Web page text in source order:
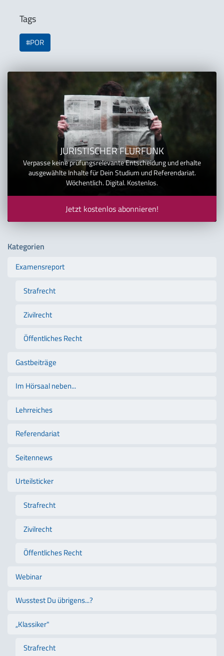
Tags
#POR
JURISTISCHER FLURFUNK
Verpasse keine prüfungsrelevante Entscheidung und erhalte
ausgewählte Inhalte für Dein Studium und Referendariat.
Wöchentlich. Digital. Kostenlos.
Jetzt kostenlos abonnieren!
Kategorien
Examensreport
Strafrecht
Zivilrecht
Öffentliches Recht
Gastbeiträge
Im Hörsaal neben...
Lehrreiches
Referendariat
Seitennews
Urteilsticker
Strafrecht
Zivilrecht
Öffentliches Recht
Webinar
Wusstest Du übrigens...?
„Klassiker"
Strafrecht